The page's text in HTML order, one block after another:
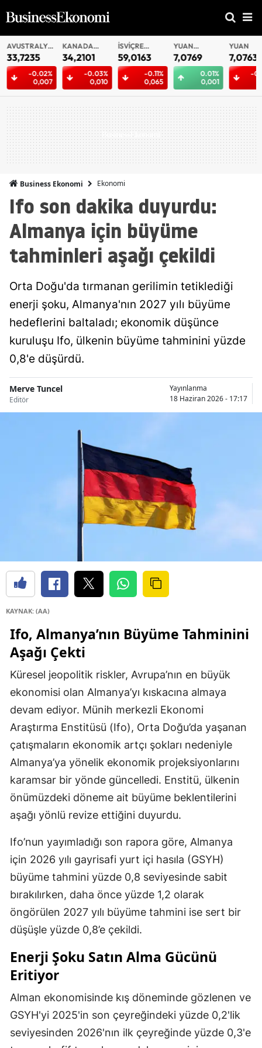
AVUSTRALYA
DOLARI
33,7235
-0.02%
0,007
KANADA
DOLARI
34,2101
-0.03%
0,010
İSVIÇRE
FRANKI
59,0163
-0.11%
0,065
YUAN
OFFSHORE
7,0769
0.01%
0,001
YUAN
7,0763
-
Business Ekonomi Ekonomi
Ifo son dakika duyurdu:
Almanya için büyüme
tahminleri aşağı çekildi
Orta Doğu'da tırmanan gerilimin tetiklediği
enerji şoku, Almanya'nın 2027 yılı büyüme
hedeflerini baltaladı; ekonomik düşünce
kuruluşu Ifo, ülkenin büyüme tahminini yüzde
0,8'e düşürdü.
Merve Tuncel
Editör
Yayınlanma
18 Haziran 2026 - 17:17
KAYNAK: (AA)
Ifo, Almanya’nın Büyüme Tahminini
Aşağı Çekti
Küresel jeopolitik riskler, Avrupa’nın en büyük
ekonomisi olan Almanya’yı kıskacına almaya
devam ediyor. Münih merkezli Ekonomi
Araştırma Enstitüsü (Ifo), Orta Doğu’da yaşanan
çatışmaların ekonomik artçı şokları nedeniyle
Almanya’ya yönelik ekonomik projeksiyonlarını
karamsar bir yönde güncelledi. Enstitü, ülkenin
önümüzdeki döneme ait büyüme beklentilerini
aşağı yönlü revize ettiğini duyurdu.
Ifo’nun yayımladığı son rapora göre, Almanya
için 2026 yılı gayrisafi yurt içi hasıla (GSYH)
büyüme tahmini yüzde 0,8 seviyesinde sabit
bırakılırken, daha önce yüzde 1,2 olarak
öngörülen 2027 yılı büyüme tahmini ise sert bir
düşüşle yüzde 0,8’e çekildi.
Enerji Şoku Satın Alma Gücünü
Eritiyor
Alman ekonomisinde kış döneminde gözlenen ve
GSYH'yi 2025'in son çeyreğindeki yüzde 0,2'lik
seviyesinden 2026'nın ilk çeyreğinde yüzde 0,3'e